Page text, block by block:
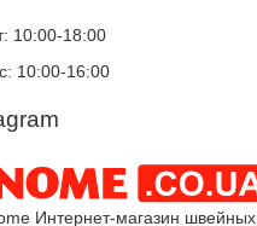
10:00-18:00
10:00-16:00
Интернет-магазин швейных